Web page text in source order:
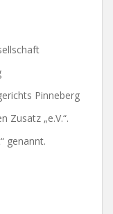
Pinneberg
Zusatz „e.V.“.
genannt.